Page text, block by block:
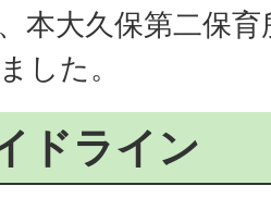
本大久保第二保
した。
ドライン